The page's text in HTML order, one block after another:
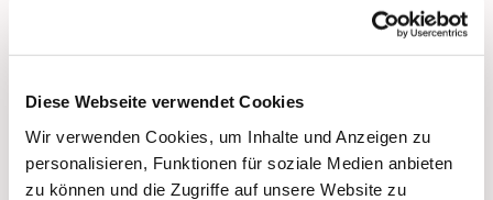
Diese Webseite verwendet Cookies
Wir verwenden Cookies, um Inhalte und Anzeigen zu
personalisieren, Funktionen für soziale Medien anbieten
zu können und die Zugriffe auf unsere Website zu
Frankenwall 7, 18439 Stralsund
Barbara Siperkow